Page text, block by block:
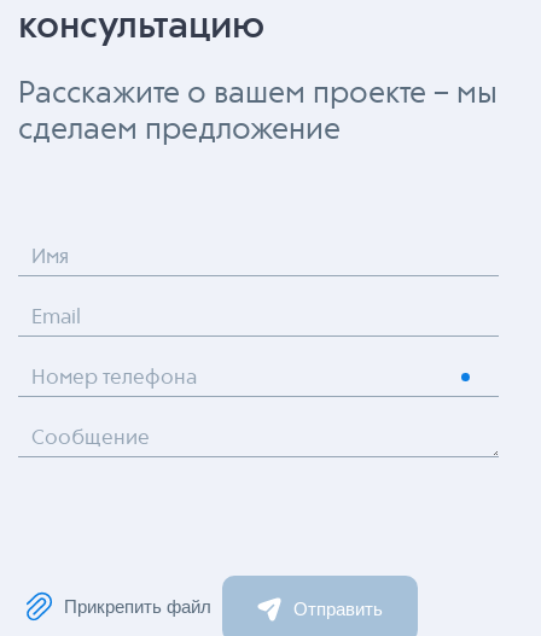
консультацию
Расскажите о вашем проекте – мы
сделаем предложение
Имя
Email
Номер телефона
Сообщение
Прикрепить файл Отправить